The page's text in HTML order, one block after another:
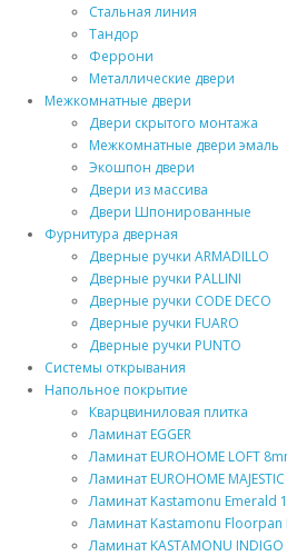
Стальная линия
Тандор
Феррони
Металлические двери
Межкомнатные двери
Двери скрытого монтажа
Межкомнатные двери эмаль
Экошпон двери
Двери из массива
Двери Шпонированные
Фурнитура дверная
Дверные ручки ARMADILLO
Дверные ручки PALLINI
Дверные ручки CODE DECO
Дверные ручки FUARO
Дверные ручки PUNTO
Системы открывания
Напольное покрытие
Кварцвиниловая плитка
Ламинат EGGER
Ламинат EUROHOME LOFT
Ламинат EUROHOME
Ламинат Kastamonu Emerald
Ламинат Kastamonu Floorpan
Ламинат KASTAMONU